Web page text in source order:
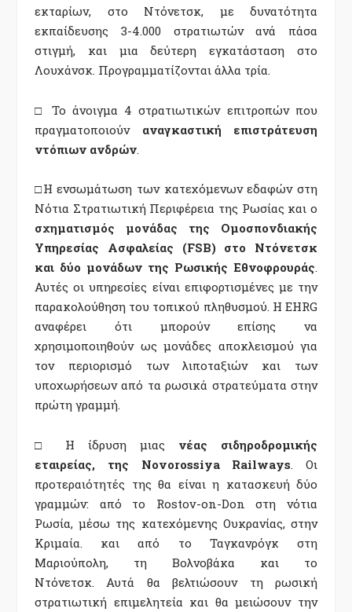
εκταρίων, στο Ντόνετσκ, με δυνατότητα
εκπαίδευσης 3-4.000 στρατιωτών ανά πάσα
στιγμή, και μια δεύτερη εγκατάσταση στο
Λουχάνσκ. Προγραμματίζονται άλλα τρία.
□ Το άνοιγμα 4 στρατιωτικών επιτροπών που
πραγματοποιούν αναγκαστική επιστράτευση
ντόπιων ανδρών
□Η ενσωμάτωση των κατεχόμενων εδαφών στη
Νότια Στρατιωτική Περιφέρεια της Ρωσίας και ο
σχηματισμός μονάδας της Ομοσπονδιακής
Υπηρεσίας Ασφαλείας (FSB) στο Ντόνετσκ
και δύο μονάδων της Ρωσικής Εθνοφρουράς.
Αυτές οι υπηρεσίες είναι επιφορτισμένες με την
παρακολούθηση του τοπικού πληθυσμού. Η EHRG
αναφέρει ότι μπορούν επίσης να
χρησιμοποιηθούν ως μονάδες αποκλεισμού για
τον περιορισμό των λιποταξιών και των
υποχωρήσεων από τα ρωσικά στρατεύματα στην
πρώτη γραμμή.
□ Η ίδρυση μιας νέας σιδηροδρομικής
εταιρείας, της Novorossiya Railways . Οι
προτεραιότητές της θα είναι η κατασκευή δύο
γραμμών: από το Rostov-on-Don στη νότια
Ρωσία, μέσω της κατεχόμενης Ουκρανίας, στην
Κριμαία. και από το Ταγκανρόγκ στη
Μαριούπολη, τη Βολνοβάκα και το
Ντόνετσκ. Αυτά θα βελτιώσουν τη ρωσική
στρατιωτική επιμελητεία και θα μειώσουν την